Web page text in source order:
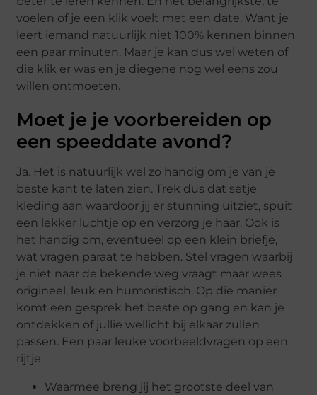
voelen of je een klik voelt met een date. Want je
leert iemand natuurlijk niet 100% kennen binnen
een paar minuten. Maar je kan dus wel weten of
die klik er was en je diegene nog wel eens zou
willen ontmoeten.
Moet je je voorbereiden op
een speeddate avond?
Ja. Het is natuurlijk wel zo handig om je van je
beste kant te laten zien. Trek dus dat setje
kleding aan waardoor jij er stunning uitziet, spuit
een lekker luchtje op en verzorg je haar. Ook is
het handig om, eventueel op een klein briefje,
wat vragen paraat te hebben. Stel vragen waarbij
je niet naar de bekende weg vraagt maar wees
origineel, leuk en humoristisch. Op die manier
komt een gesprek het beste op gang en kan je
ontdekken of jullie wellicht bij elkaar zullen
passen. Een paar leuke voorbeeldvragen op een
rijtje:
Waarmee breng jij het grootste deel van